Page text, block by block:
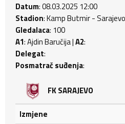
Datum: 08.03.2025 12:00
Stadion: Kamp Butmir - Sarajevo
Gledalaca: 100
A1: Ajdin Baručija |A2:
Delegat:
Posmatrač suđenja:
FK SARAJEVO
Izmjene